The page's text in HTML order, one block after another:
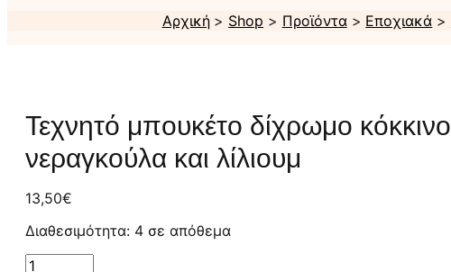
Αρχική
Shop Προϊόντα Εποχιακά
Τεχνητό μπουκέτο δίχρωμο κόκκινο
νεραγκούλα και λίλιουμ
13,50€
Διαθεσιμότητα: 4 σε απόθεμα